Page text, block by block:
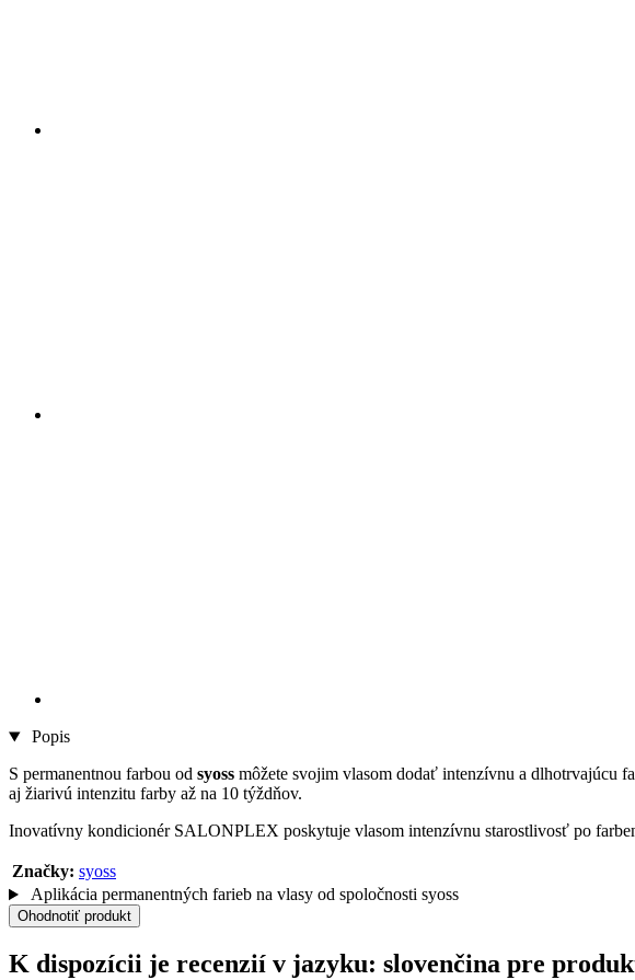
Popis
S permanentnou farbou od syoss môžete svojim vlasom dodať intenzívnu a dlhotrvajúcu
aj žiarivú intenzitu farby až na 10 týždňov.
Inovatívny kondicionér SALONPLEX poskytuje vlasom intenzívnu starostlivosť po
Značky: syoss
Aplikácia permanentných farieb na vlasy od spoločnosti syoss
Ohodnotiť produkt
K dispozícii je recenzií v jazyku: slovenčina pre